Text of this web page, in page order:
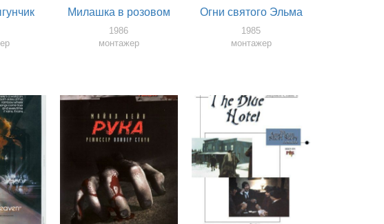
Милашка в розовом
1986
монтажер
Огни святого Эльма
1985
монтажер